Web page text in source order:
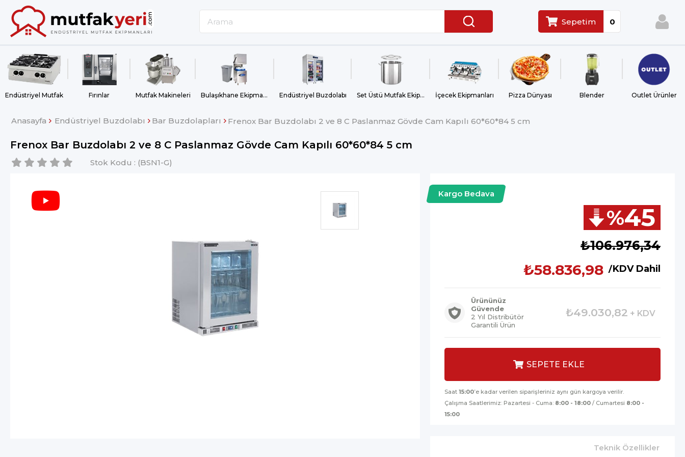
Sepetim 0
Endüstriyel Mutfak Fırınlar Mutfak Makineleri Bulaşıkhane Ekipmanları Endüstriyel Buzdolabı Set Üstü Mutfak Ekipmanları İçecek Ekipmanları Pizza Dünyası Blender Outlet Ürünler
Anasayfa Endüstriyel Buzdolabı Bar Buzdolapları Frenox Bar Buzdolabı 2 ve 8 C Paslanmaz Gövde Cam Kapılı 60*60*84 5 cm
Frenox Bar Buzdolabı 2 ve 8 C Paslanmaz Gövde Cam Kapılı 60*60*84 5 cm
Stok Kodu (BSN1-G)
Kargo Bedava
%45
İndirim
₺106.976,34
KDV Dahil
₺58.836,98
Ürününüz
Güvende
2 Yıl Distribütör
Garantili Ürün
₺49.030,82 + KDV
Saat 15:00’e kadar verilen siparişleriniz aynı gün kargoya verilir.
Çalışma Saatlerimiz: Pazartesi - Cuma: 8:00 - 18:00 / Cumartesi 8:00 -
15:00
Teknik Özellikler